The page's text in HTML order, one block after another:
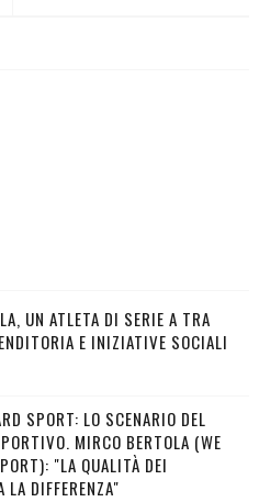
UN ATLETA DI SERIE A TRA
E INIZIATIVE SOCIALI
SPORT: LO SCENARIO DEL
MIRCO BERTOLA (WE
"LA QUALITÀ DEI
LA DIFFERENZA"